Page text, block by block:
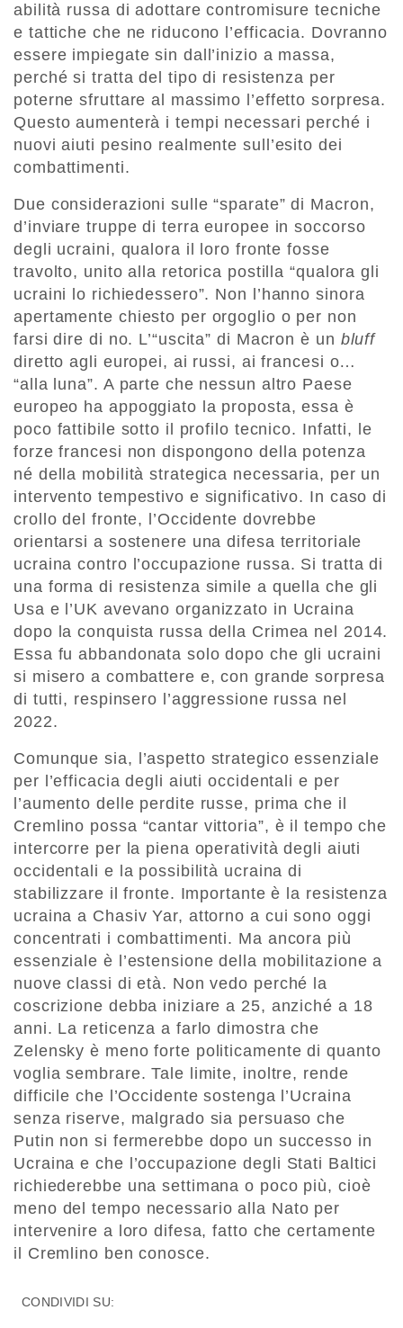
abilità russa di adottare contromisure tecniche
e tattiche che ne riducono l’efficacia. Dovranno
essere impiegate sin dall’inizio a massa,
perché si tratta del tipo di resistenza per
poterne sfruttare al massimo l’effetto sorpresa.
Questo aumenterà i tempi necessari perché i
nuovi aiuti pesino realmente sull’esito dei
combattimenti.
Due considerazioni sulle “sparate” di Macron,
d’inviare truppe di terra europee in soccorso
degli ucraini, qualora il loro fronte fosse
travolto, unito alla retorica postilla “qualora gli
ucraini lo richiedessero”. Non l’hanno sinora
apertamente chiesto per orgoglio o per non
farsi dire di no. L’“uscita” di Macron è un bluff
diretto agli europei, ai russi, ai francesi o…
“alla luna”. A parte che nessun altro Paese
europeo ha appoggiato la proposta, essa è
poco fattibile sotto il profilo tecnico. Infatti, le
forze francesi non dispongono della potenza
né della mobilità strategica necessaria, per un
intervento tempestivo e significativo. In caso di
crollo del fronte, l’Occidente dovrebbe
orientarsi a sostenere una difesa territoriale
ucraina contro l’occupazione russa. Si tratta di
una forma di resistenza simile a quella che gli
Usa e l’UK avevano organizzato in Ucraina
dopo la conquista russa della Crimea nel 2014.
Essa fu abbandonata solo dopo che gli ucraini
si misero a combattere e, con grande sorpresa
di tutti, respinsero l’aggressione russa nel
2022.
Comunque sia, l’aspetto strategico essenziale
per l’efficacia degli aiuti occidentali e per
l’aumento delle perdite russe, prima che il
Cremlino possa “cantar vittoria”, è il tempo che
intercorre per la piena operatività degli aiuti
occidentali e la possibilità ucraina di
stabilizzare il fronte. Importante è la resistenza
ucraina a Chasiv Yar, attorno a cui sono oggi
concentrati i combattimenti. Ma ancora più
essenziale è l’estensione della mobilitazione a
nuove classi di età. Non vedo perché la
coscrizione debba iniziare a 25, anziché a 18
anni. La reticenza a farlo dimostra che
Zelensky è meno forte politicamente di quanto
voglia sembrare. Tale limite, inoltre, rende
difficile che l’Occidente sostenga l’Ucraina
senza riserve, malgrado sia persuaso che
Putin non si fermerebbe dopo un successo in
Ucraina e che l’occupazione degli Stati Baltici
richiederebbe una settimana o poco più, cioè
meno del tempo necessario alla Nato per
intervenire a loro difesa, fatto che certamente
il Cremlino ben conosce.
CONDIVIDI SU: